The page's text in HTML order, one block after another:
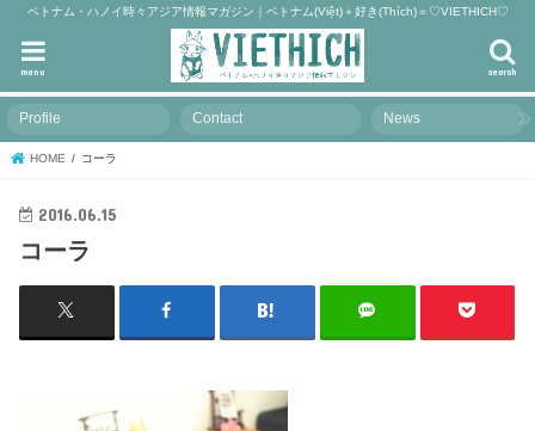
ベトナム・ハノイ時々アジア情報マガジン｜ベトナム(Việt)＋好き(Thích)＝♡VIETHICH♡
search
menu
Profile Contact News
HOME コーラ
2016.06.15
コーラ